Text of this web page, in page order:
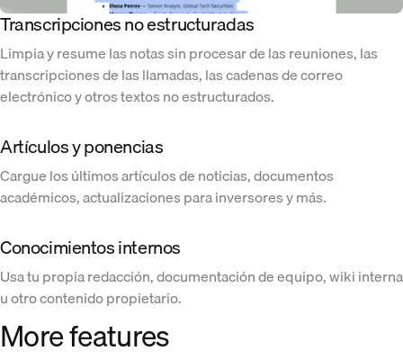
Transcripciones no estructuradas
Limpia y resume las notas sin procesar de las reuniones, las
transcripciones de las llamadas, las cadenas de correo
electrónico y otros textos no estructurados.
Artículos y ponencias
Cargue los últimos artículos de noticias, documentos
académicos, actualizaciones para inversores y más.
Conocimientos internos
Usa tu propia redacción, documentación de equipo, wiki interna
u otro contenido propietario.
More features